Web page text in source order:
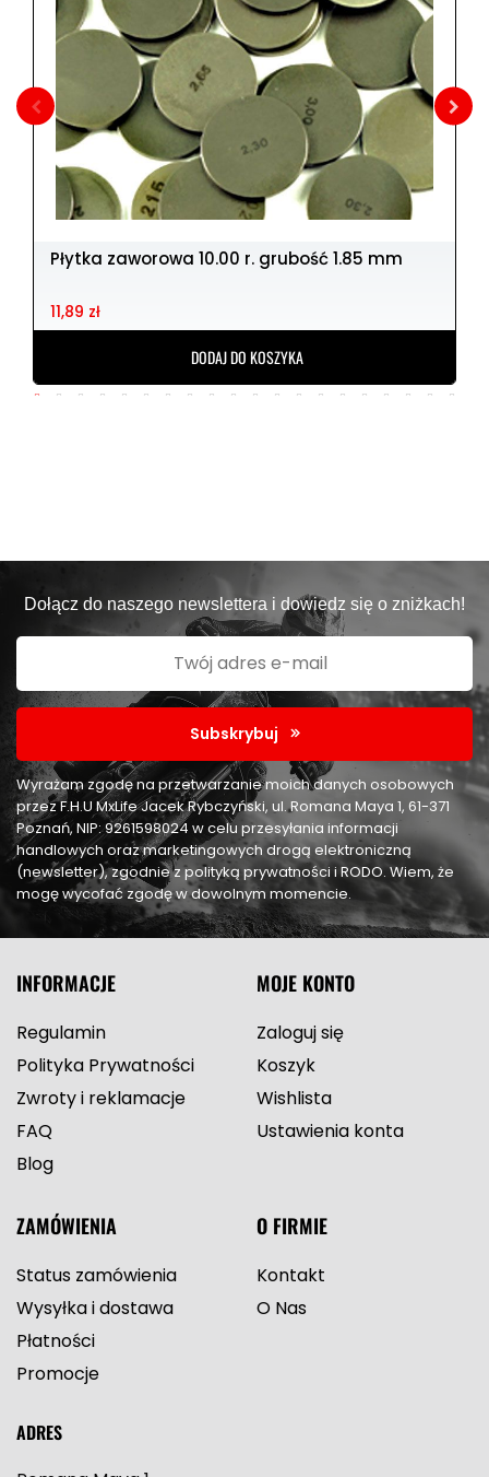
Płytka zaworowa 10.00 r. grubość 1.85 mm
11,89 zł
DODAJ DO KOSZYKA
Dołącz do naszego newslettera i dowiedz się o zniżkach!
Subskrybuj
Wyrażam zgodę na przetwarzanie moich danych osobowych
przez F.H.U MxLife Jacek Rybczyński, ul. Romana Maya 1, 61-371
Poznań, NIP: 9261598024 w celu przesyłania informacji
handlowych oraz marketingowych drogą elektroniczną
(newsletter), zgodnie z polityką prywatności i RODO. Wiem, że
mogę wycofać zgodę w dowolnym momencie.
INFORMACJE
Regulamin
Polityka Prywatności
Zwroty i reklamacje
FAQ
Blog
MOJE KONTO
Zaloguj się
Koszyk
Wishlista
Ustawienia konta
ZAMÓWIENIA
Status zamówienia
Wysyłka i dostawa
Płatności
Promocje
O FIRMIE
Kontakt
O Nas
ADRES